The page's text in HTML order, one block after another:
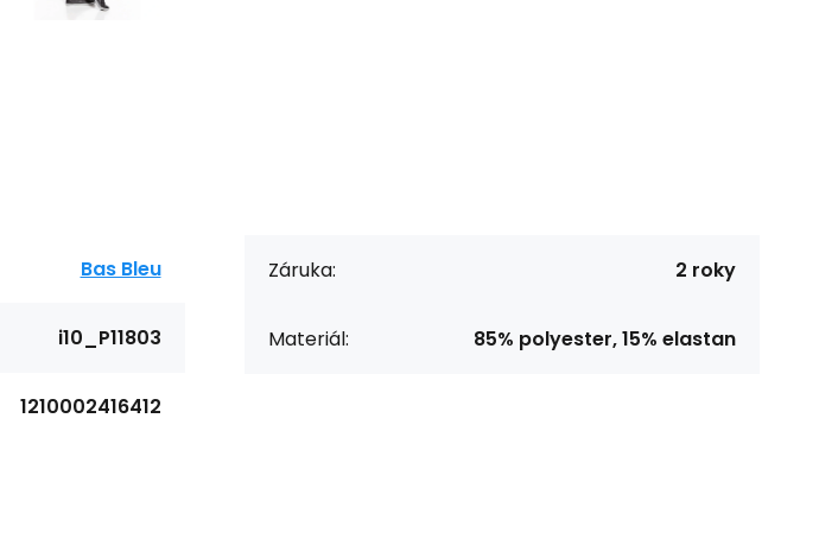
Bas Bleu
i10_P11803
1210002416412
Záruka: 2 roky
Materiál: 85% polyester, 15% elastan